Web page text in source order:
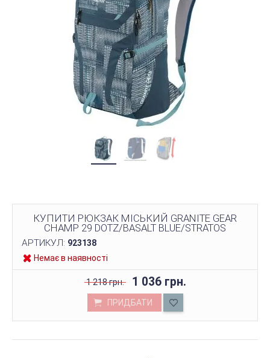
КУПИТИ РЮКЗАК МІСЬКИЙ GRANITE GEAR
CHAMP 29 DOTZ/BASALT BLUE/STRATOS
АРТИКУЛ: 923138
Немає в наявності
1 218 грн. 1 036 грн.
ПРИДБАТИ